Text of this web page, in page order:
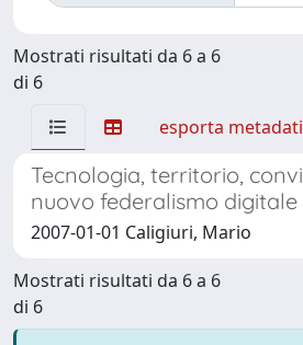
Mostrati risultati da 6 a 6
di 6
esporta metadati
Tecnologia, territorio,
nuovo federalismo digitale
2007-01-01 Caligiuri, Mario
Mostrati risultati da 6 a 6
di 6